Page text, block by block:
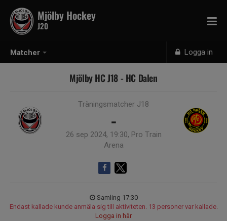
Matcher Logga in
Mjölby Hockey
J20
Mjölby HC J18 - HC Dalen
Träningsmatcher J18
-
26 sep 2024, 19:30, Pro Train
Arena
Samling 17:30
Endast kallade kunde anmäla sig till aktiviteten. 13 personer var kallade.
Logga in här